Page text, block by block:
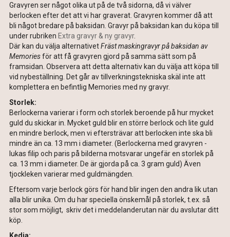
Gravyren ser något olika ut på de två sidorna, då vi välver
berlocken efter det att vi har graverat. Gravyren kommer då att
bli något bredare på baksidan. Gravyr på baksidan kan du köpa till
under rubriken Extra gravyr & ny gravyr.
Där kan du välja alternativetFräst maskingravyr på baksidan av
Memoriesför att få gravyren gjord på samma sätt som på
framsidan. Observera att detta alternativ kan du välja att köpa till
vid nybeställning. Det går av tillverkningstekniska skäl inte att
komplettera en befintlig Memories med ny gravyr.
Storlek:
Berlockerna varierar i form och storlek beroende på hur mycket
guld du skickar in. Mycket guld blir en större berlock och lite guld
en mindre berlock, men vi eftersträvar att berlocken inte ska bli
mindre än ca. 13 mm i diameter. (Berlockerna med gravyren -
lukas filip och paris på bilderna motsvarar ungefär en storlek på
ca. 13 mm i diameter. De är gjorda på ca. 3 gram guld) Även
tjockleken varierar med guldmängden.
Eftersom varje berlock görs för hand blir ingen den andra lik utan
alla blir unika. Om du har speciella önskemål på storlek, t.ex. så
stor som möjligt, skriv det i meddelanderutan när du avslutar ditt
köp.
Kedja: